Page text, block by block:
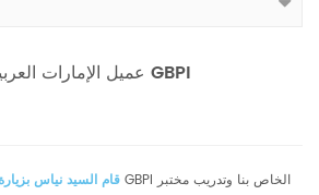
عميل الإمارات العربية المتحدة يزور مصنع GBPI
قام السيد نياس GBPI الخاص بنا وتدريب مختبر